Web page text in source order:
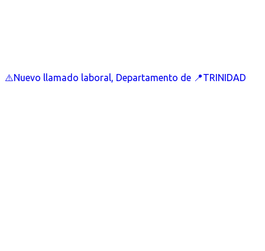
⚠️Nuevo llamado laboral, Departamento de 📍TRINIDAD